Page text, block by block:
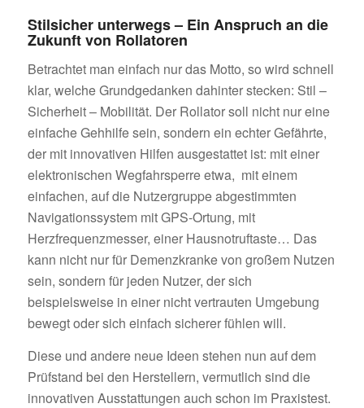
Stilsicher unterwegs – Ein Anspruch an die
Zukunft von Rollatoren
Betrachtet man einfach nur das Motto, so wird schnell
klar, welche Grundgedanken dahinter stecken: Stil –
Sicherheit – Mobilität. Der Rollator soll nicht nur eine
einfache Gehhilfe sein, sondern ein echter Gefährte,
der mit innovativen Hilfen ausgestattet ist: mit einer
elektronischen Wegfahrsperre etwa, mit einem
einfachen, auf die Nutzergruppe abgestimmten
Navigationssystem mit GPS-Ortung, mit
Herzfrequenzmesser, einer Hausnotruftaste… Das
kann nicht nur für Demenzkranke von großem Nutzen
sein, sondern für jeden Nutzer, der sich
beispielsweise in einer nicht vertrauten Umgebung
bewegt oder sich einfach sicherer fühlen will.
Diese und andere neue Ideen stehen nun auf dem
Prüfstand bei den Herstellern, vermutlich sind die
innovativen Ausstattungen auch schon im Praxistest.